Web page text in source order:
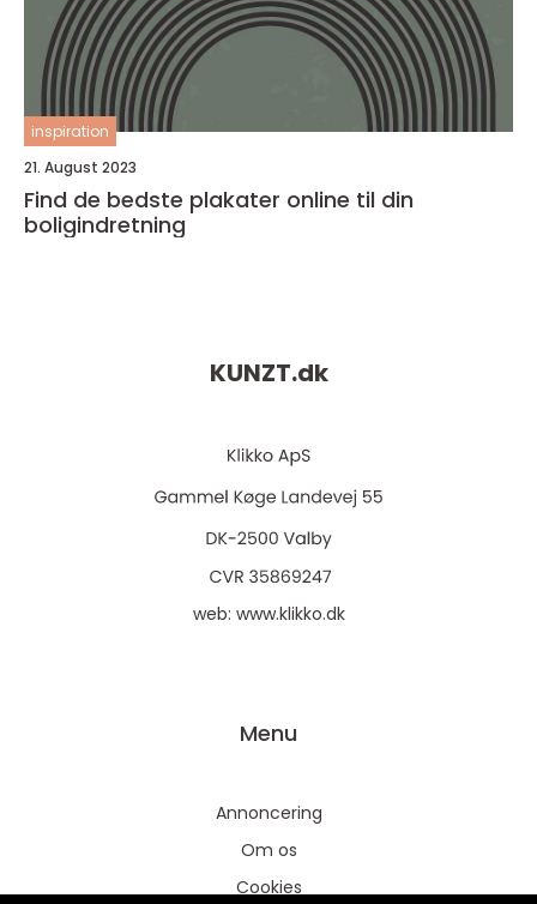
inspiration
21. August 2023
Find de bedste plakater online til din
boligindretning
KUNZT.dk
web: www.klikko.dk
Menu
Annoncering
Om os
Cookies